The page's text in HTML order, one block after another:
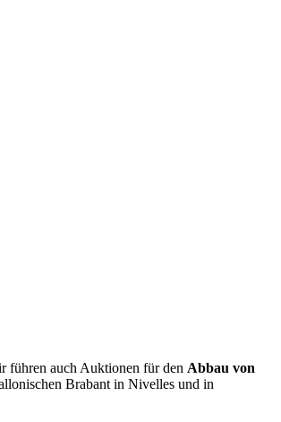
führen auch Auktionen für den Abbau von
Brabant in Nivelles und in